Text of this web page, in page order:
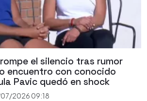
el silencio tras rumor
encuentro con conocido
Pavic quedó en shock
07/2026 09:18